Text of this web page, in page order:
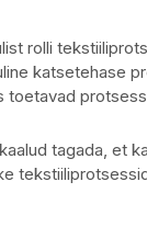
rolli
katsetehase
toetavad
tagada, et